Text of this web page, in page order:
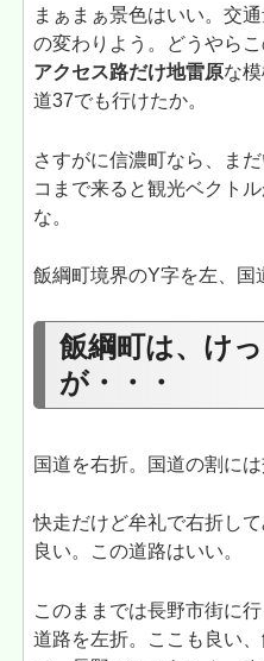
まぁまぁ景色はいい。交
の変わりよう。どうやらこ
アクセス路だけ地雷原な
道37でも行けたか。
さすがに信濃町なら、ま
コまで来ると観光ベクト
な。
飯綱町境界のY字を左、国
飯綱町は、け
が・・・
国道を右折。国道の割には
快走だけど牟礼で右折し
良い。この道路はいい。
このままでは長野市街に
道路を左折。ここも良い